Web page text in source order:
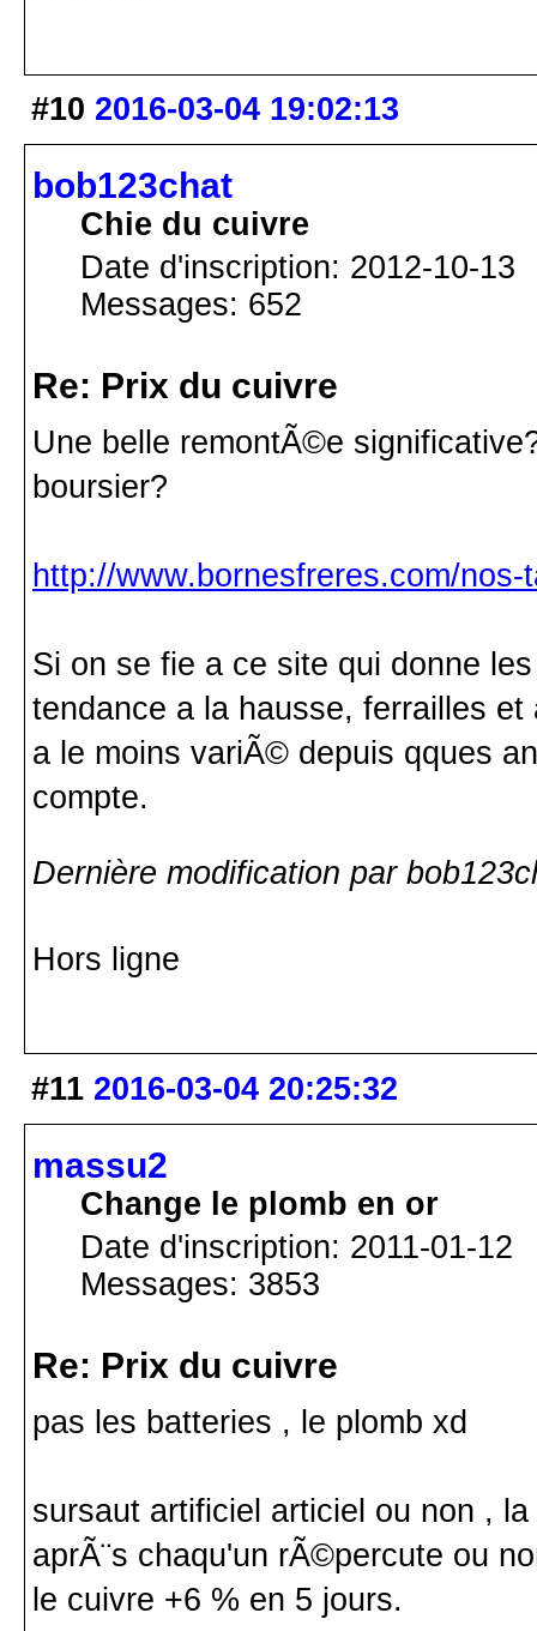
#10 2016-03-04 19:02:13
bob123chat
Chie du cuivre
Date d'inscription: 2012-10-13
Messages: 652
Re: Prix du cuivre
Une belle remontÃ©e
boursier?
http://www.bornesfreres.com/nos-
Si on se fie a ce site qui donne
tendance a la hausse, ferrailles
a le moins variÃ© depuis qques
compte.
Dernière modification par
Hors ligne
#11 2016-03-04 20:25:32
massu2
Change le plomb en or
Date d'inscription: 2011-01-12
Messages: 3853
Re: Prix du cuivre
pas les batteries , le plomb xd
sursaut artificiel articiel ou non ,
aprÃ¨s chaqu'un rÃ©percute ou
le cuivre +6 % en 5 jours.